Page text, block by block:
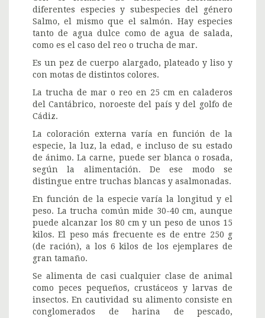
diferentes especies y subespecies del género
Salmo, el mismo que el salmón. Hay especies
tanto de agua dulce como de agua de salada,
como es el caso del reo o trucha de mar.
Es un pez de cuerpo alargado, plateado y liso y
con motas de distintos colores.
La trucha de mar o reo en 25 cm en caladeros
del Cantábrico, noroeste del país y del golfo de
Cádiz.
La coloración externa varía en función de la
especie, la luz, la edad, e incluso de su estado
de ánimo. La carne, puede ser blanca o rosada,
según la alimentación. De ese modo se
distingue entre truchas blancas y asalmonadas.
En función de la especie varía la longitud y el
peso. La trucha común mide 30-40 cm, aunque
puede alcanzar los 80 cm y un peso de unos 15
kilos. El peso más frecuente es de entre 250 g
(de ración), a los 6 kilos de los ejemplares de
gran tamaño.
Se alimenta de casi cualquier clase de animal
como peces pequeños, crustáceos y larvas de
insectos. En cautividad su alimento consiste en
conglomerados de harina de pescado,